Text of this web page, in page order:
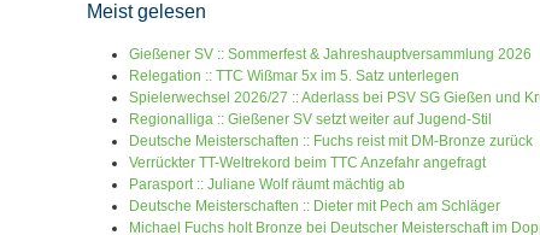
Meist gelesen
Gießener SV :: Sommerfest & Jahreshauptversammlung 2026
Relegation :: TTC Wißmar 5x im 5. Satz unterlegen
Spielerwechsel 2026/27 :: Aderlass bei PSV SG Gießen und
Regionalliga :: Gießener SV setzt weiter auf Jugend-Stil
Deutsche Meisterschaften :: Fuchs reist mit DM-Bronze zurück
Verrückter TT-Weltrekord beim TTC Anzefahr angefragt
Parasport :: Juliane Wolf räumt mächtig ab
Deutsche Meisterschaften :: Dieter mit Pech am Schläger
Michael Fuchs holt Bronze bei Deutscher Meisterschaft im